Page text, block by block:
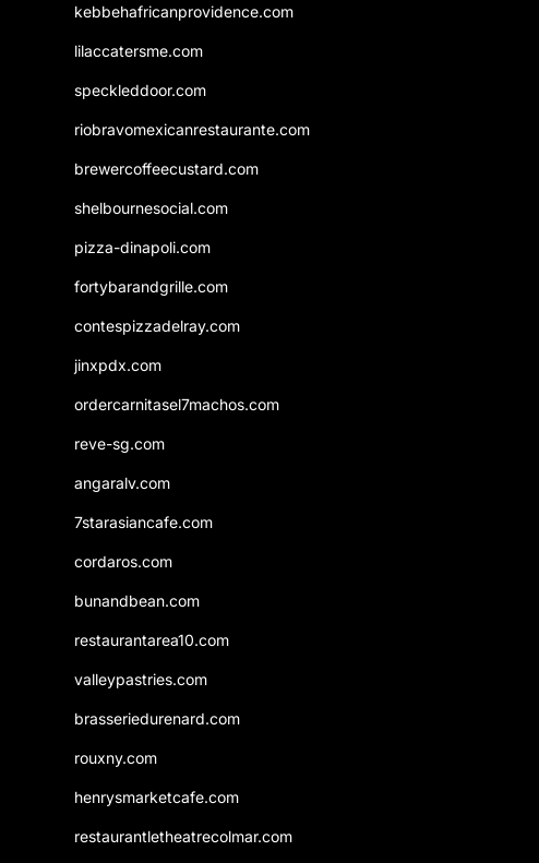
kebbehafricanprovidence.com
lilaccatersme.com
speckleddoor.com
riobravomexicanrestaurante.com
brewercoffeecustard.com
shelbournesocial.com
pizza-dinapoli.com
fortybarandgrille.com
contespizzadelray.com
jinxpdx.com
ordercarnitasel7machos.com
reve-sg.com
angaralv.com
7starasiancafe.com
cordaros.com
bunandbean.com
restaurantarea10.com
valleypastries.com
brasseriedurenard.com
rouxny.com
henrysmarketcafe.com
restaurantletheatrecolmar.com